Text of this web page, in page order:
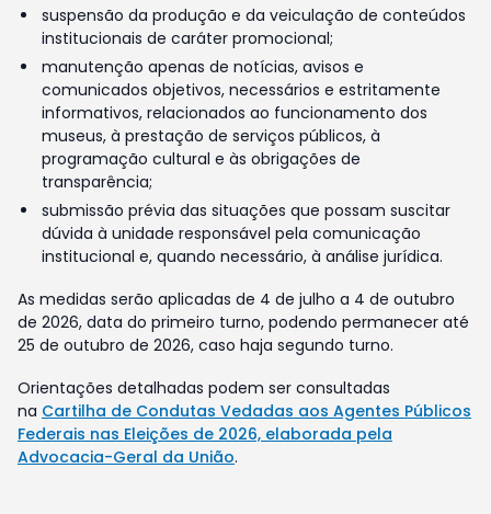
suspensão da produção e da veiculação de conteúdos
institucionais de caráter promocional;
manutenção apenas de notícias, avisos e
comunicados objetivos, necessários e estritamente
informativos, relacionados ao funcionamento dos
museus, à prestação de serviços públicos, à
programação cultural e às obrigações de
transparência;
submissão prévia das situações que possam suscitar
dúvida à unidade responsável pela comunicação
institucional e, quando necessário, à análise jurídica.
As medidas serão aplicadas de 4 de julho a 4 de outubro
de 2026, data do primeiro turno, podendo permanecer até
25 de outubro de 2026, caso haja segundo turno.
Orientações detalhadas podem ser consultadas
na Cartilha de Condutas Vedadas aos Agentes Públicos
Federais nas Eleições de 2026, elaborada pela
Advocacia-Geral da União.